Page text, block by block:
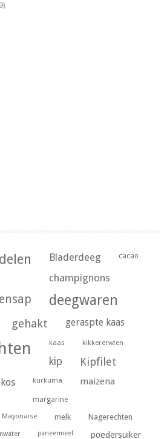
Bladerdeeg cacao
champignons
deegwaren
gehakt geraspte kaas
kaas kikkererwten
kip Kipfilet
kurkuma maizena
margarine
Mayonaise melk Nagerechten
paneermeel poedersuiker